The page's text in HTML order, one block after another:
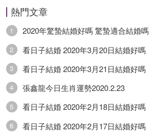
熱門文章
1 2020年驚蟄結婚好嗎 驚蟄適合結婚嗎
2 看日子結婚 2020年3月20日結婚好嗎
3 看日子結婚 2020年3月21日結婚好嗎
4 張鑫龍今日生肖運勢2020.2.23
5 看日子結婚 2020年2月18日結婚好嗎
6 看日子結婚 2020年2月17日結婚好嗎